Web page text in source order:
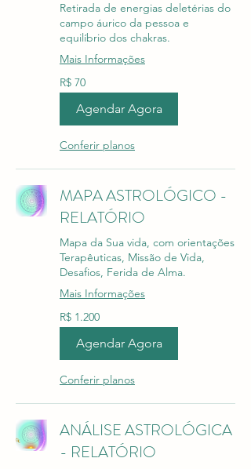
Retirada de energias deletérias do
campo áurico da pessoa e
equilíbrio dos chakras.
Mais Informações
70
Reais
brasileiros
R$ 70
Agendar Agora
Conferir planos
MAPA ASTROLÓGICO -
RELATÓRIO
Mapa da Sua vida, com orientações
Terapêuticas, Missão de Vida,
Desafios, Ferida de Alma.
Mais Informações
1.200
Reais
brasileiros
R$ 1.200
Agendar Agora
Conferir planos
ANÁLISE ASTROLÓGICA
- RELATÓRIO